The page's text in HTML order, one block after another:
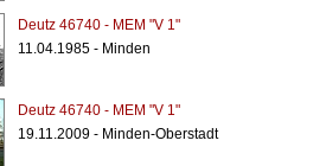
Deutz 46740 - MEM "V 1"
11.04.1985 - Minden
Deutz 46740 - MEM "V 1"
19.11.2009 - Minden-Oberstadt